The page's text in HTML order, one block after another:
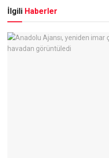
İlgili Haberler